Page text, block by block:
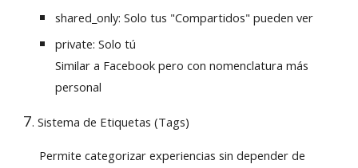
shared_only: Solo tus "Compartidos" pueden ver
private: Solo tú
Similar a Facebook pero con nomenclatura más
personal
7. Sistema de Etiquetas (Tags)
Permite categorizar experiencias sin depender de